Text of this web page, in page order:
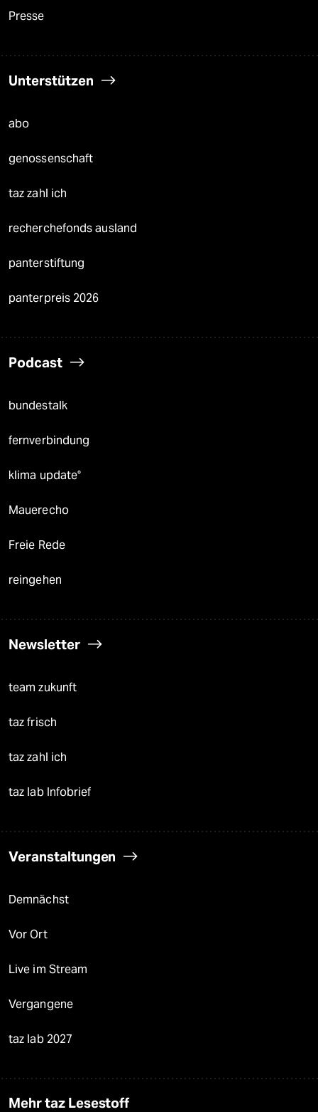
Presse
Unterstützen
abo
genossenschaft
taz zahl ich
recherchefonds ausland
panterstiftung
panterpreis 2026
Podcast
bundestalk
fernverbindung
klima update°
Mauerecho
Freie Rede
reingehen
Newsletter
team zukunft
taz frisch
taz zahl ich
taz lab Infobrief
Veranstaltungen
Demnächst
Vor Ort
Live im Stream
Vergangene
taz lab 2027
Mehr taz Lesestoff